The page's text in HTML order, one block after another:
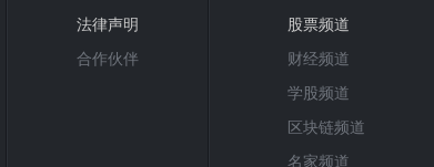
法律声明
合作伙伴
股票频道
财经频道
学股频道
区块链频道
名家频道